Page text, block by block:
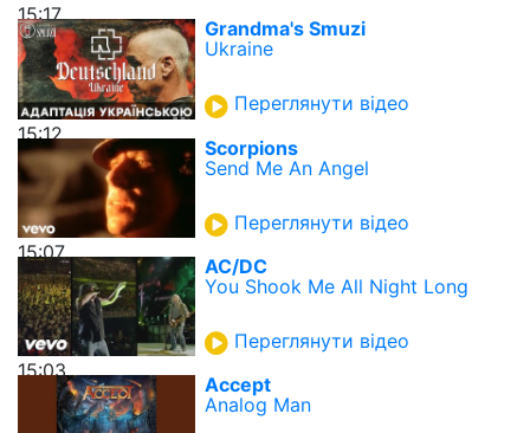
15:17
15:12
Grandma's Smuzi
Ukraine
Переглянути відео
15:07
Scorpions
Send Me An Angel
Переглянути відео
15:03
AC/DC
You Shook Me All Night Long
Переглянути відео
Accept
Analog Man